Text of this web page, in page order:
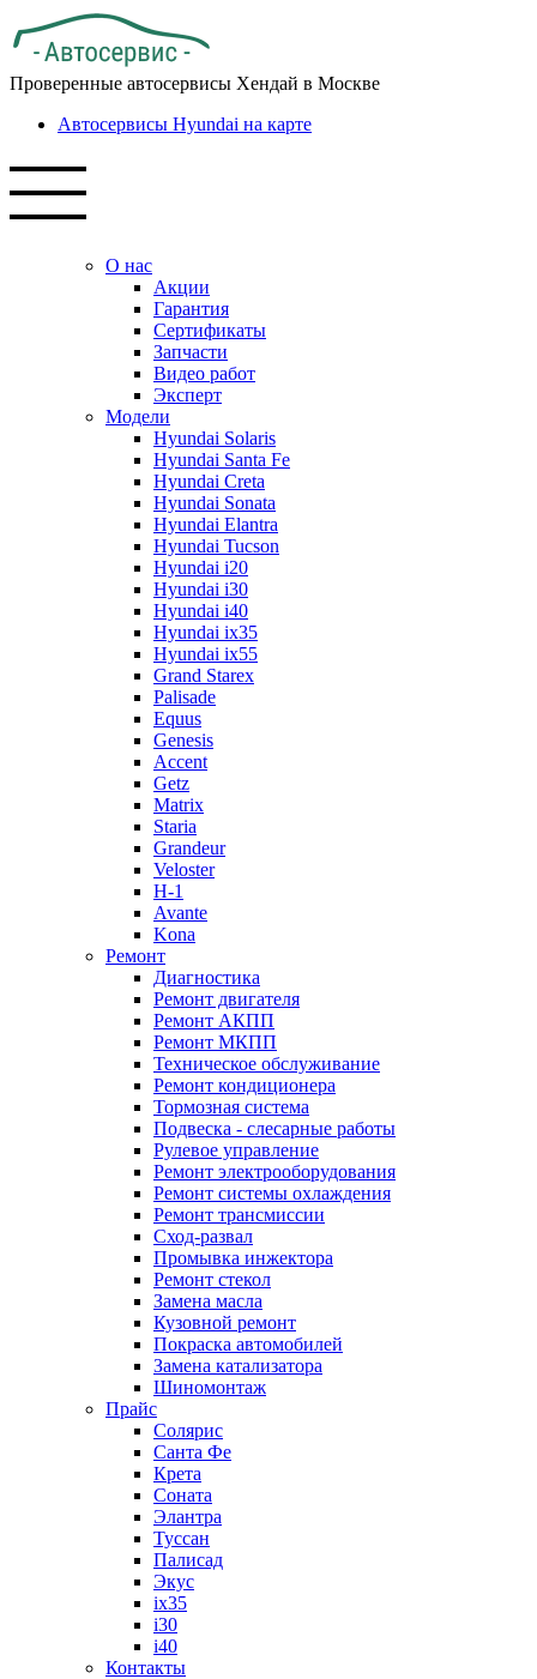
Проверенные автосервисы Хендай в Москве
Автосервисы Hyundai на карте
О нас
Акции
Гарантия
Сертификаты
Запчасти
Видео работ
Эксперт
Модели
Hyundai Solaris
Hyundai Santa Fe
Hyundai Creta
Hyundai Sonata
Hyundai Elantra
Hyundai Tucson
Hyundai i20
Hyundai i30
Hyundai i40
Hyundai ix35
Hyundai ix55
Grand Starex
Palisade
Equus
Genesis
Accent
Getz
Matrix
Staria
Grandeur
Veloster
H-1
Avante
Kona
Ремонт
Диагностика
Ремонт двигателя
Ремонт АКПП
Ремонт МКПП
Техническое обслуживание
Ремонт кондиционера
Тормозная система
Подвеска - слесарные работы
Рулевое управление
Ремонт электрооборудования
Ремонт системы охлаждения
Ремонт трансмиссии
Сход-развал
Промывка инжектора
Ремонт стекол
Замена масла
Кузовной ремонт
Покраска автомобилей
Замена катализатора
Шиномонтаж
Прайс
Солярис
Санта Фе
Крета
Соната
Элантра
Туссан
Палисад
Экус
ix35
i30
i40
Контакты